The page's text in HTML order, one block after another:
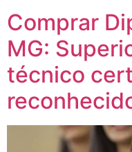
Comprar
MG:
técnico